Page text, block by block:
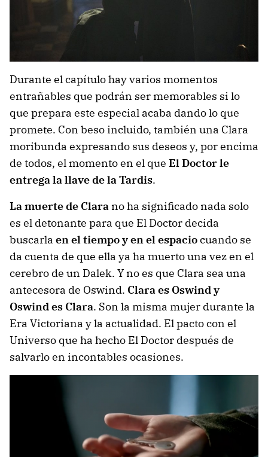
Durante el capítulo hay varios momentos
entrañables que podrán ser memorables si lo
que prepara este especial acaba dando lo que
promete. Con beso incluido, también una Clara
moribunda expresando sus deseos y, por encima
de todos, el momento en el que El Doctor le
entrega la llave de la Tardis.
La muerte de Clarano ha significado nada solo
es el detonante para que El Doctor decida
buscarla en el tiempo y en el espaciocuando se
da cuenta de que ella ya ha muerto una vez en el
cerebro de un Dalek. Y no es que Clara sea una
antecesora de Oswind. Clara es Oswind y
Oswind es Clara. Son la misma mujer durante la
Era Victoriana y la actualidad. El pacto con el
Universo que ha hecho El Doctor después de
salvarlo en incontables ocasiones.